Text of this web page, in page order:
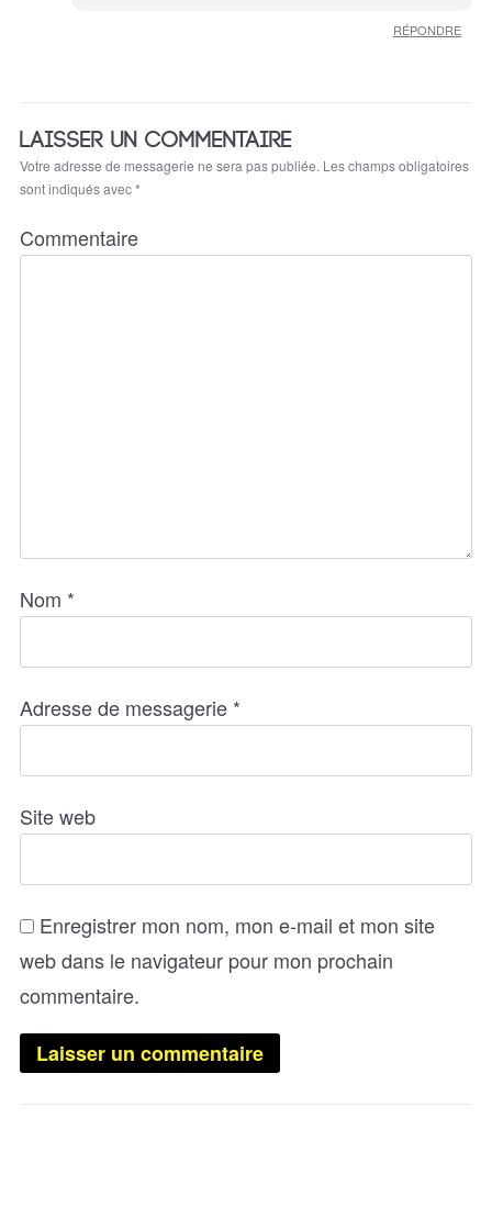
RÉPONDRE
LAISSER UN COMMENTAIRE
Votre adresse de messagerie ne sera pas publiée. Les champs obligatoires
sont indiqués avec*
Commentaire
Nom *
Adresse de messagerie *
Site web
Enregistrer mon nom, mon e-mail et mon site
web dans le navigateur pour mon prochain
commentaire.